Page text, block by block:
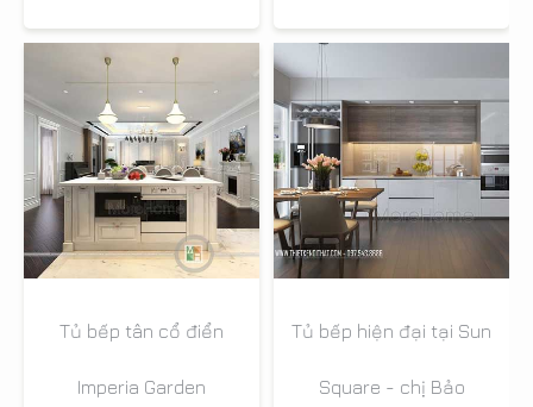
Tủ bếp tân cổ điển
Imperia Garden
Tủ bếp hiện đại tại Sun
Square - chị Bảo